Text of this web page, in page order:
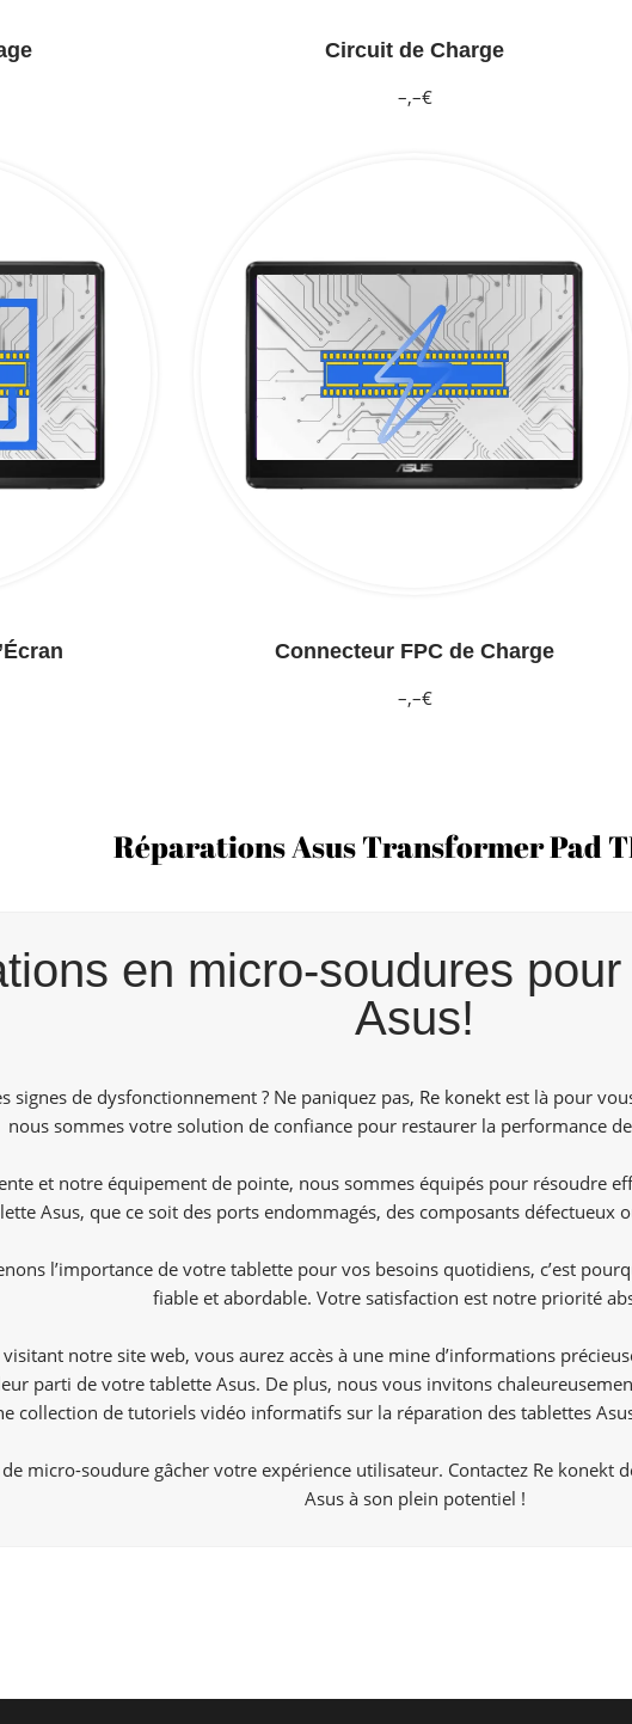
Circuit de Charge
–,–€
Connecteur FPC de Charge
–,–€
Réparations Asus Transformer Pad
en micro-soudures
Asus!
signes de dysfonctionnement ? Ne paniquez pas, Re konekt est là pour
nous sommes votre solution de confiance pour restaurer la performance
et notre équipement de pointe, nous sommes équipés pour résoudre
Asus, que ce soit des ports endommagés, des composants défectueux
l’importance de votre tablette pour vos besoins quotidiens, c’est
fiable et abordable. Votre satisfaction est notre priorité
notre site web, vous aurez accès à une mine d’informations
parti de votre tablette Asus. De plus, nous vous invitons
collection de tutoriels vidéo informatifs sur la réparation des tablettes
micro-soudure gâcher votre expérience utilisateur. Contactez Re konekt
Asus à son plein potentiel !